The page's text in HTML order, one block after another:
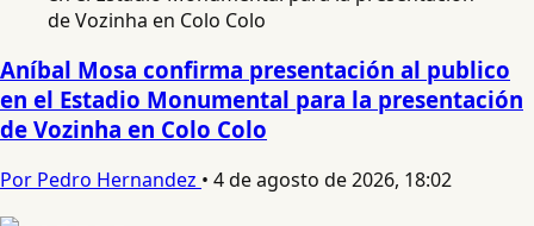
Aníbal Mosa confirma presentación al publico
en el Estadio Monumental para la presentación
de Vozinha en Colo Colo
Por Pedro Hernandez • 4 de agosto de 2026, 18:02